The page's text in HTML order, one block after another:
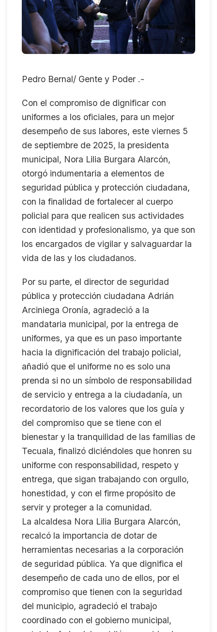
Pedro Bernal/ Gente y Poder .-
Con el compromiso de dignificar con
uniformes a los oficiales, para un mejor
desempeño de sus labores, este viernes 5
de septiembre de 2025, la presidenta
municipal, Nora Lilia Burgara Alarcón,
otorgó indumentaria a elementos de
seguridad pública y protección ciudadana,
con la finalidad de fortalecer al cuerpo
policial para que realicen sus actividades
con identidad y profesionalismo, ya que son
los encargados de vigilar y salvaguardar la
vida de las y los ciudadanos.
Por su parte, el director de seguridad
pública y protección ciudadana Adrián
Arciniega Oronía, agradeció a la
mandataria municipal, por la entrega de
uniformes, ya que es un paso importante
hacia la dignificación del trabajo policial,
añadió que el uniforme no es solo una
prenda si no un símbolo de responsabilidad
de servicio y entrega a la ciudadanía, un
recordatorio de los valores que los guía y
del compromiso que se tiene con el
bienestar y la tranquilidad de las familias de
Tecuala, finalizó diciéndoles que honren su
uniforme con responsabilidad, respeto y
entrega, que sigan trabajando con orgullo,
honestidad, y con el firme propósito de
servir y proteger a la comunidad.
La alcaldesa Nora Lilia Burgara Alarcón,
recalcó la importancia de dotar de
herramientas necesarias a la corporación
de seguridad pública. Ya que dignifica el
desempeño de cada uno de ellos, por el
compromiso que tienen con la seguridad
del municipio, agradeció el trabajo
coordinado con el gobierno municipal,